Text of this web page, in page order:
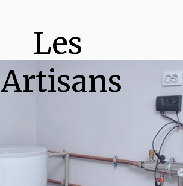
Les
Artisans